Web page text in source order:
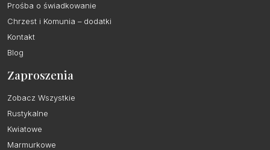
Prośba o świadkowanie
Chrzest i Komunia – dodatki
Kontakt
Blog
Zaproszenia
Zobacz Wszystkie
Rustykalne
Kwiatowe
Marmurkowe